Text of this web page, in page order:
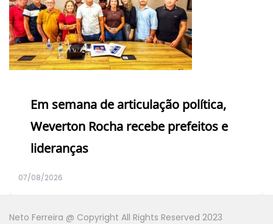
Em semana de articulação política,
Weverton Rocha recebe prefeitos e
lideranças
07/08/2026
Neto Ferreira @ Copyright All Rights Reserved 2023